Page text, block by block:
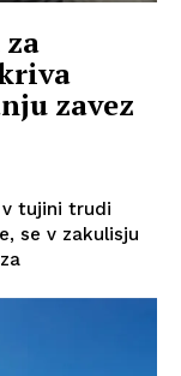
zavez
v tujini trudi
se v zakulisju